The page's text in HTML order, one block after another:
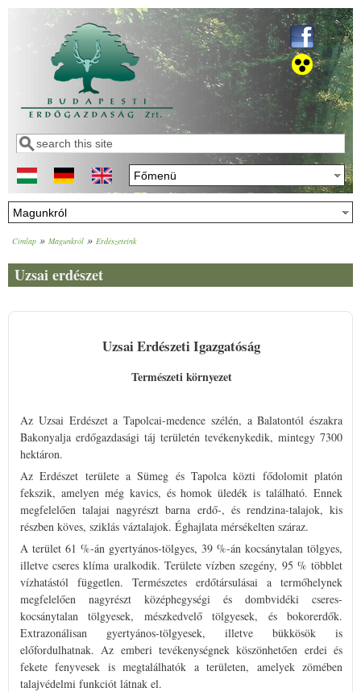
Ugrás a tartalomra
Keresés űrlap
Keresés
Jelenlegi hely
Címlap » Magunkról » Erdészeteink
Uzsai erdészet
Uzsai Erdészeti Igazgatóság
Természeti környezet
Az Uzsai Erdészet a Tapolcai-medence szélén, a Balatontól északra
Bakonyalja erdőgazdasági táj területén tevékenykedik, mintegy 7300
hektáron.
Az Erdészet területe a Sümeg és Tapolca közti fődolomit platón
fekszik, amelyen még kavics, és homok üledék is található. Ennek
megfelelően talajai nagyrészt barna erdő-, és rendzina-talajok, kis
részben köves, sziklás váztalajok. Éghajlata mérsékelten száraz.
A terület 61 %-án gyertyános-tölgyes, 39 %-án kocsánytalan tölgyes,
illetve cseres klíma uralkodik. Területe vízben szegény, 95 % többlet
vízhatástól független. Természetes erdőtársulásai a termőhelynek
megfelelően nagyrészt középhegységi és dombvidéki cseres-
kocsánytalan tölgyesek, mészkedvelő tölgyesek, és bokorerdők.
Extrazonálisan gyertyános-tölgyesek, illetve bükkösök is
előfordulhatnak. Az emberi tevékenységnek köszönhetően erdei és
fekete fenyvesek is megtalálhatók a területen, amelyek zömében
talajvédelmi funkciót látnak el.